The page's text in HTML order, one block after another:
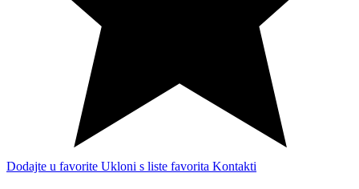
Dodajte u favorite Ukloni s liste favorita Kontakti